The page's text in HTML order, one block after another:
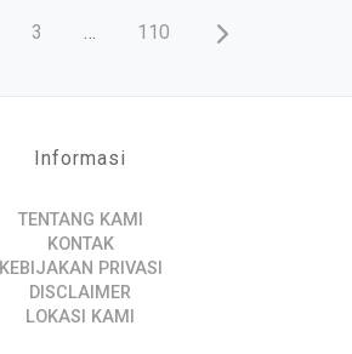
3 … 110
Informasi
TENTANG KAMI
KONTAK
KEBIJAKAN PRIVASI
DISCLAIMER
LOKASI KAMI